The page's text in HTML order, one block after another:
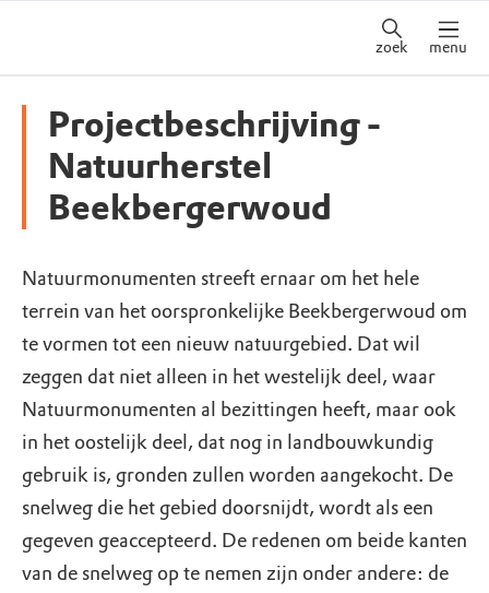
zoek menu
Projectbeschrijving -
Natuurherstel
Beekbergerwoud
Natuurmonumenten streeft ernaar om het hele
terrein van het oorspronkelijke Beekbergerwoud om
te vormen tot een nieuw natuurgebied. Dat wil
zeggen dat niet alleen in het westelijk deel, waar
Natuurmonumenten al bezittingen heeft, maar ook
in het oostelijk deel, dat nog in landbouwkundig
gebruik is, gronden zullen worden aangekocht. De
snelweg die het gebied doorsnijdt, wordt als een
gegeven geaccepteerd. De redenen om beide kanten
van de snelweg op te nemen zijn onder andere: de